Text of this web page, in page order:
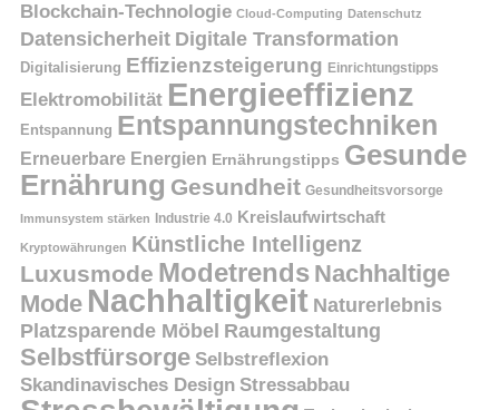
Blockchain-Technologie Cloud-Computing Datenschutz
Datensicherheit Digitale Transformation
Digitalisierung Effizienzsteigerung Einrichtungstipps
Elektromobilität Energieeffizienz
Entspannung Entspannungstechniken
Erneuerbare Energien Ernährungstipps Gesunde
Ernährung Gesundheit Gesundheitsvorsorge
Immunsystem stärken Industrie 4.0 Kreislaufwirtschaft
Kryptowährungen Künstliche Intelligenz
Luxusmode Modetrends Nachhaltige
Mode Nachhaltigkeit Naturerlebnis
Platzsparende Möbel Raumgestaltung
Selbstfürsorge Selbstreflexion
Skandinavisches Design Stressabbau